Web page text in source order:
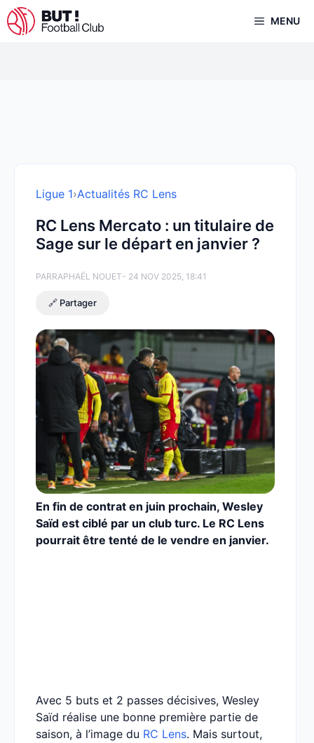
Aller
au
MENU
Ligue 1›Actualités RC Lens
RC Lens Mercato : un titulaire de
Sage sur le départ en janvier ?
PARRAPHAËL NOUET- 24 NOV 2025, 18:41
🔗 Partager
En fin de contrat en juin prochain, Wesley
Saïd est ciblé par un club turc. Le RC Lens
pourrait être tenté de le vendre en janvier.
Avec 5 buts et 2 passes décisives, Wesley
Saïd réalise une bonne première partie de
saison, à l’image du RC Lens. Mais surtout,